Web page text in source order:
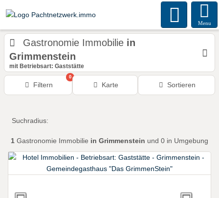
Menu
Gastronomie Immobilie in
Grimmenstein
mit Betriebsart: Gaststätte
Filtern
0
Karte Sortieren
Suchradius:
1 Gastronomie Immobilie in Grimmenstein und 0 in Umgebung